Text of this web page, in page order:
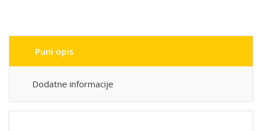
Puni opis
Dodatne informacije